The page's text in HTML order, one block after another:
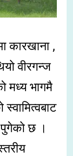
कारखाना ,
वीरगन्ज
मध्य भागमै
छ ।